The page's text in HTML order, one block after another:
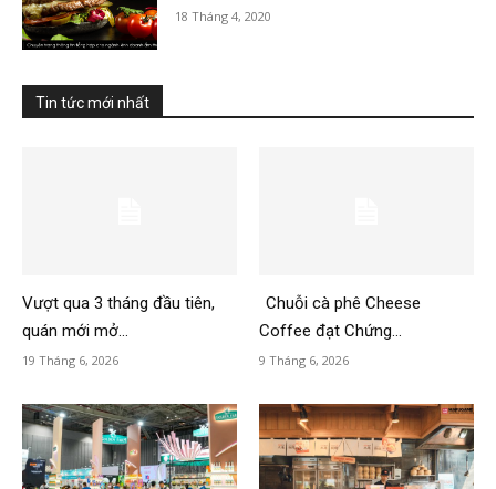
18 Tháng 4, 2020
Tin tức mới nhất
Vượt qua 3 tháng đầu tiên,
quán mới mở...
19 Tháng 6, 2026
Chuỗi cà phê Cheese
Coffee đạt Chứng...
9 Tháng 6, 2026